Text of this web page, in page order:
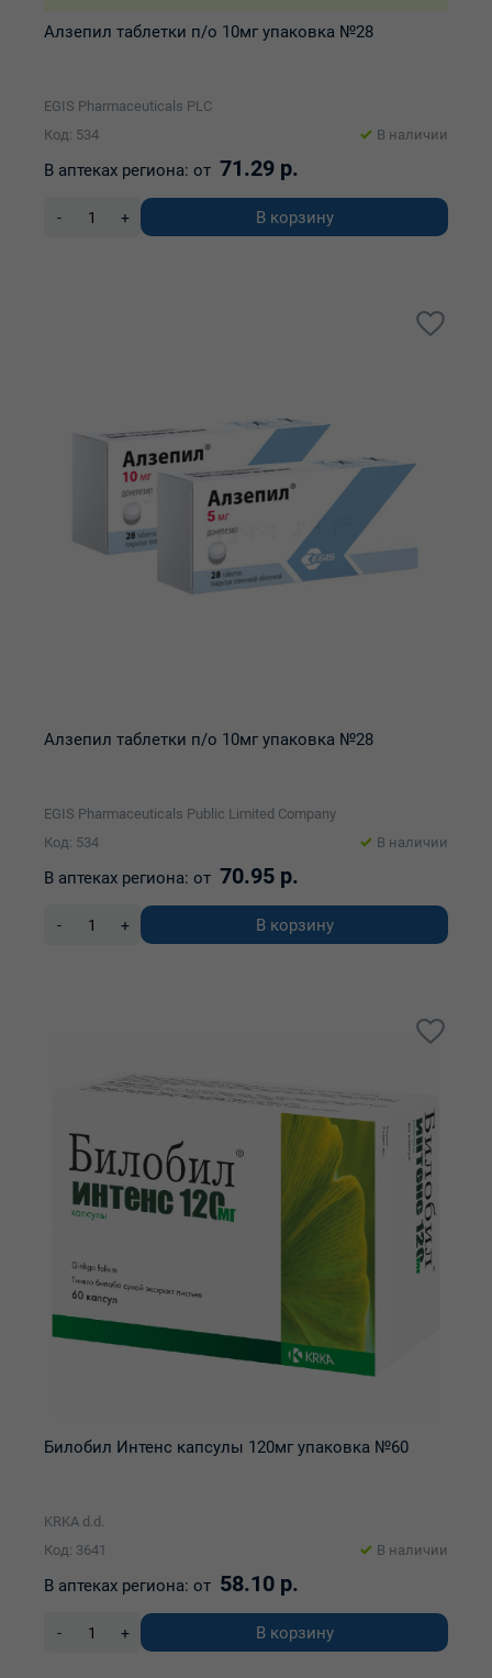
Алзепил таблетки п/о 10мг упаковка №28
EGIS Pharmaceuticals PLC
Код: 534
В наличии
В аптеках региона: от 71.29 р.
- + В корзину
Алзепил таблетки п/о 10мг упаковка №28
EGIS Pharmaceuticals Public Limited Company
Код: 534
В наличии
В аптеках региона: от 70.95 р.
- + В корзину
Билобил Интенс капсулы 120мг упаковка №60
KRKA d.d.
Код: 3641
В наличии
В аптеках региона: от 58.10 р.
- + В корзину